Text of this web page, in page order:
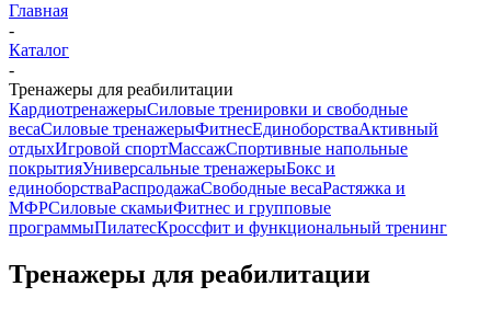
Главная
-
Каталог
-
Тренажеры для реабилитации
КардиотренажерыСиловые тренировки и свободные
весаСиловые тренажерыФитнесЕдиноборстваАктивный
отдыхИгровой спортМассажСпортивные напольные
покрытияУниверсальные тренажерыБокс и
единоборстваРаспродажаСвободные весаРастяжка и
МФРСиловые скамьиФитнес и групповые
программыПилатесКроссфит и функциональный тренинг
Тренажеры для реабилитации